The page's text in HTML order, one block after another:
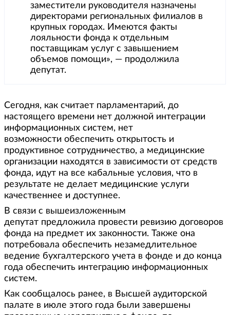
заместители руководителя назначены
директорами региональных филиалов в
крупных городах. Имеются факты
лояльности фонда к отдельным
поставщикам услуг с завышением
объемов помощи», — продолжила
депутат.
Сегодня, как считает парламентарий, до
настоящего времени нет должной интеграции
информационных систем, нет
возможности обеспечить открытость и
продуктивное сотрудничество, а медицинские
организации находятся в зависимости от средств
фонда, идут на все кабальные условия, что в
результате не делает медицинские услуги
качественнее и доступнее.
В связи с вышеизложенным
депутат предложила провести ревизию договоров
фонда на предмет их законности. Также она
потребовала обеспечить незамедлительное
ведение бухгалтерского учета в фонде и до конца
года обеспечить интеграцию информационных
систем.
Как сообщалось ранее, в Высшей аудиторской
палате в июле этого года были завершены